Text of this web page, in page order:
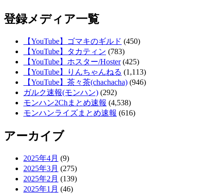
登録メディア一覧
【YouTube】ゴマキのギルド (450)
【YouTube】タカティン (783)
【YouTube】ホスター/Hoster(425)
【YouTube】りんちゃんねる (1,113)
【YouTube】茶々茶(chachacha) (946)
ガルク速報(モンハン) (292)
モンハン2Chまとめ速報 (4,538)
モンハンライズまとめ速報 (616)
アーカイブ
2025年4月 (9)
2025年3月 (275)
2025年2月 (139)
2025年1月 (46)